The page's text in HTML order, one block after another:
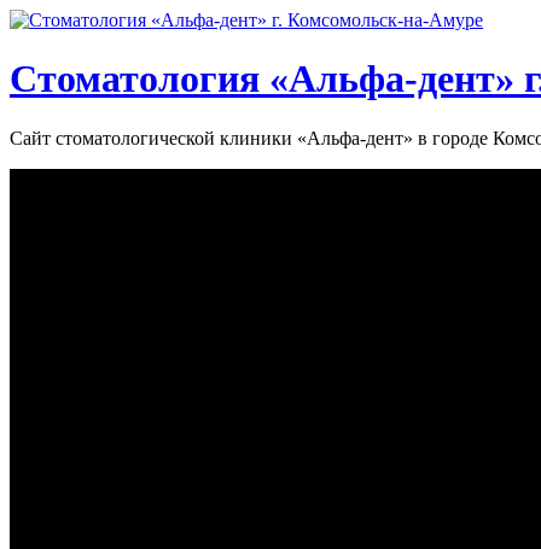
Стоматология «‎Альфа-дент»‎
Сайт стоматологической клиники «‎Альфа-дент» в городе